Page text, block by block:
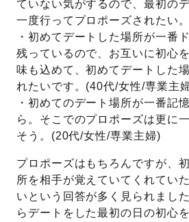
ていない気がするので、最初の
一度行ってプロポーズされたい
・初めてデートした場所が一番
残っているので、お互いに初心
味も込めて、初めてデートした
れたいです。(40代/女性/専業主
・初めてのデート場所が一番記
ら。そこでのプロポーズは更に
そう。(20代/女性/専業主婦)
プロポーズはもちろんですが、
所を相手が覚えていてくれてい
いという回答が多く見られまし
らデートをした最初の日の初心